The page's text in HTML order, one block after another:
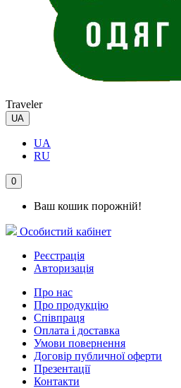
Traveler
UA
UA
RU
0
Ваш кошик порожній!
Особистий кабінет
Реєстрація
Авторизація
Про нас
Про продукцію
Співпраця
Оплата і доставка
Умови повернення
Договір публичної оферти
Презентації
Контакти